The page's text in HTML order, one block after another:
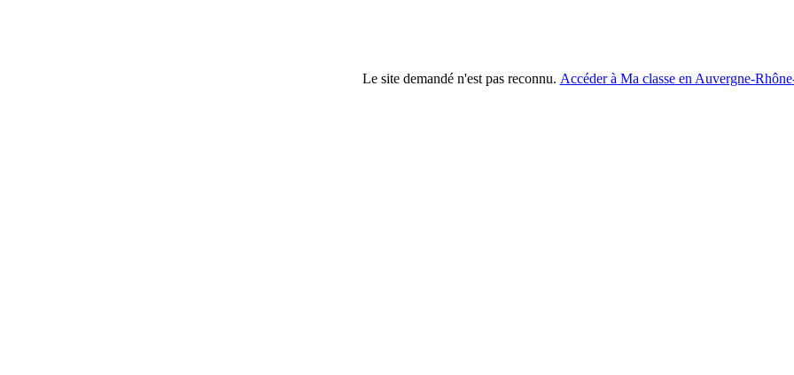
Le site demandé n'est pas reconnu. Accéder à Ma classe en Auvergne-